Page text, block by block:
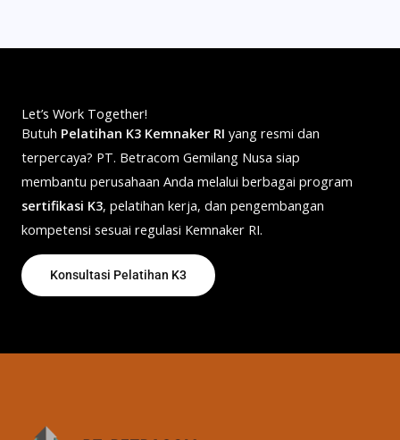
Let’s Work Together!
Butuh Pelatihan K3 Kemnaker RI yang resmi dan
terpercaya? PT. Betracom Gemilang Nusa siap
membantu perusahaan Anda melalui berbagai program
sertifikasi K3, pelatihan kerja, dan pengembangan
kompetensi sesuai regulasi Kemnaker RI.
Konsultasi Pelatihan K3